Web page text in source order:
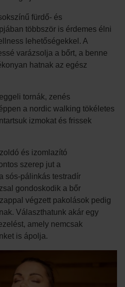
fürdő- és
többször is érdemes élni
lehetőségekkel. A
varázsolja a bőrt, a benne
hatnak az egész
tornák, zenés
a nordic walking tökéletes
izmokat és frissek
és izomlazító
szerep jut a
sós-pálinkás testradír
gondoskodik a bőr
végzett pakolások pedig
Választhatunk akár egy
amely nemcsak
is ápolja.